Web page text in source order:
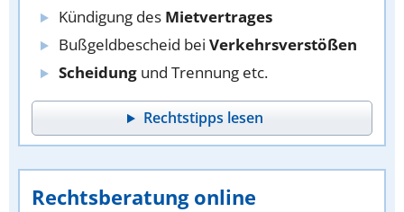
Kündigung des Mietvertrages
Bußgeldbescheid bei Verkehrsverstößen
Scheidung und Trennung etc.
Rechtstipps lesen
Rechtsberatung online